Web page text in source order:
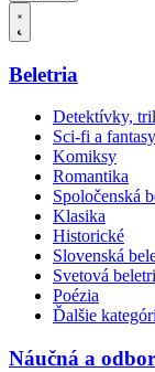
Beletria
Detektívky,
Sci-fi a fantasy
Komiksy
Romantika
Spoločenská
Klasika
Historické
Slovenská
Svetová
Poézia
Ďalšie
Náučná a